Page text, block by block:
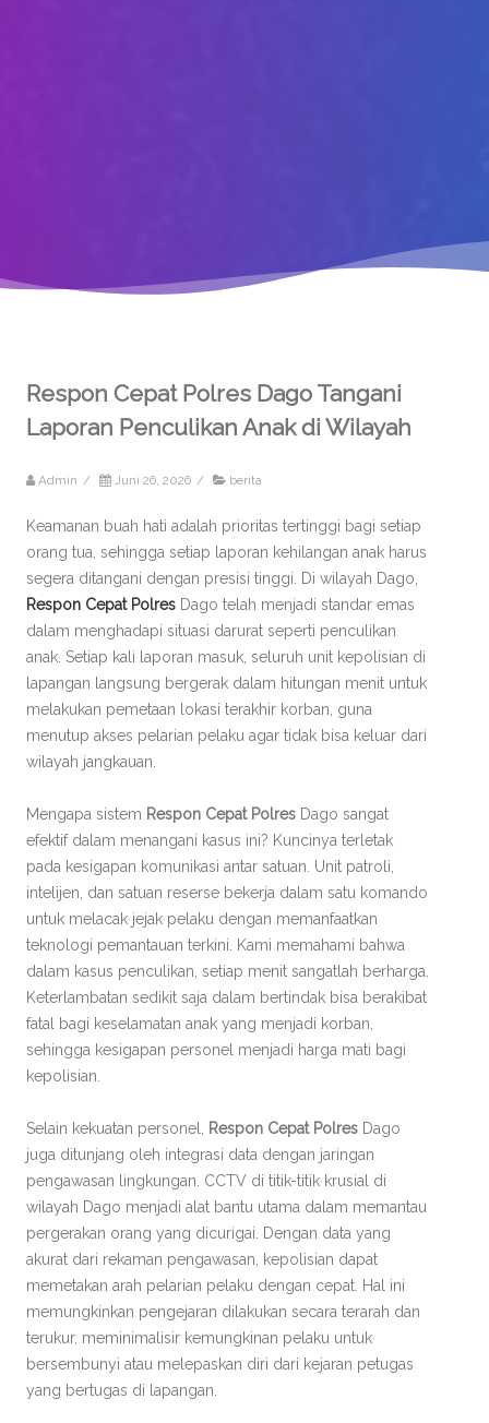
Respon Cepat Polres Dago Tangani
Laporan Penculikan Anak di Wilayah
Admin / Juni 26, 2026 / berita
Keamanan buah hati adalah prioritas tertinggi bagi setiap
orang tua, sehingga setiap laporan kehilangan anak harus
segera ditangani dengan presisi tinggi. Di wilayah Dago,
Respon Cepat Polres Dago telah menjadi standar emas
dalam menghadapi situasi darurat seperti penculikan
anak. Setiap kali laporan masuk, seluruh unit kepolisian di
lapangan langsung bergerak dalam hitungan menit untuk
melakukan pemetaan lokasi terakhir korban, guna
menutup akses pelarian pelaku agar tidak bisa keluar dari
wilayah jangkauan.
Mengapa sistem Respon Cepat Polres Dago sangat
efektif dalam menangani kasus ini? Kuncinya terletak
pada kesigapan komunikasi antar satuan. Unit patroli,
intelijen, dan satuan reserse bekerja dalam satu komando
untuk melacak jejak pelaku dengan memanfaatkan
teknologi pemantauan terkini. Kami memahami bahwa
dalam kasus penculikan, setiap menit sangatlah berharga.
Keterlambatan sedikit saja dalam bertindak bisa berakibat
fatal bagi keselamatan anak yang menjadi korban,
sehingga kesigapan personel menjadi harga mati bagi
kepolisian.
Selain kekuatan personel, Respon Cepat Polres Dago
juga ditunjang oleh integrasi data dengan jaringan
pengawasan lingkungan. CCTV di titik-titik krusial di
wilayah Dago menjadi alat bantu utama dalam memantau
pergerakan orang yang dicurigai. Dengan data yang
akurat dari rekaman pengawasan, kepolisian dapat
memetakan arah pelarian pelaku dengan cepat. Hal ini
memungkinkan pengejaran dilakukan secara terarah dan
terukur, meminimalisir kemungkinan pelaku untuk
bersembunyi atau melepaskan diri dari kejaran petugas
yang bertugas di lapangan.